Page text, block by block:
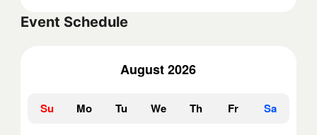
Event Schedule
August 2026
Su Mo Tu We Th Fr Sa